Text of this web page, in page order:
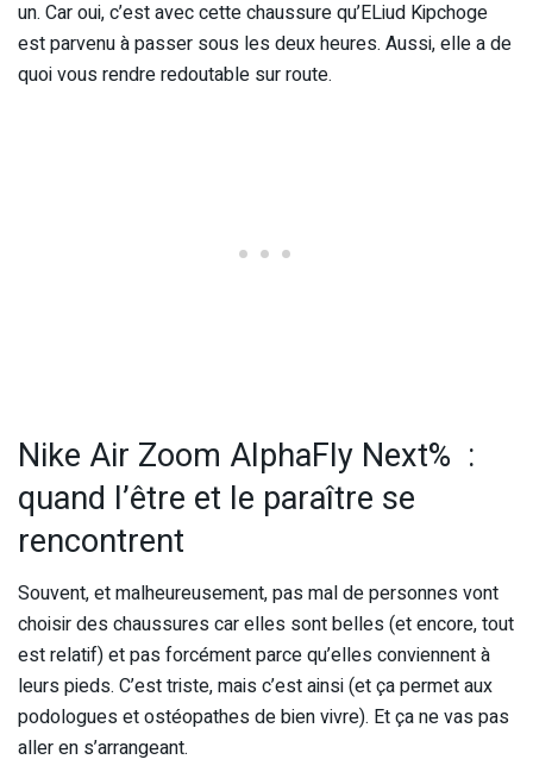
un. Car oui, c’est avec cette chaussure qu’ELiud Kipchoge
est parvenu à passer sous les deux heures. Aussi, elle a de
quoi vous rendre redoutable sur route.
Nike Air Zoom AlphaFly Next% :
quand l’être et le paraître se
rencontrent
Souvent, et malheureusement, pas mal de personnes vont
choisir des chaussures car elles sont belles (et encore, tout
est relatif) et pas forcément parce qu’elles conviennent à
leurs pieds. C’est triste, mais c’est ainsi (et ça permet aux
podologues et ostéopathes de bien vivre). Et ça ne vas pas
aller en s’arrangeant.